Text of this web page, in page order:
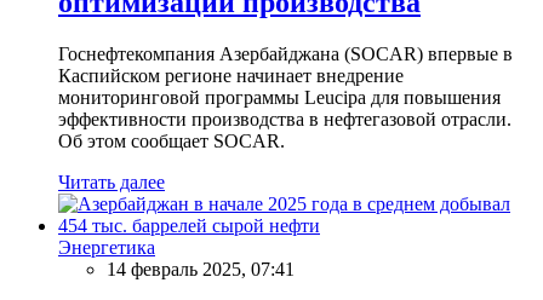
Госнефтекомпания Азербайджана (SOCAR) впервые в
Каспийском регионе начинает внедрение
мониторинговой программы Leucipa для повышения
эффективности производства в нефтегазовой отрасли.
Об этом сообщает SOCAR.
Читать далее
Энергетика
14 февраль 2025, 07:41